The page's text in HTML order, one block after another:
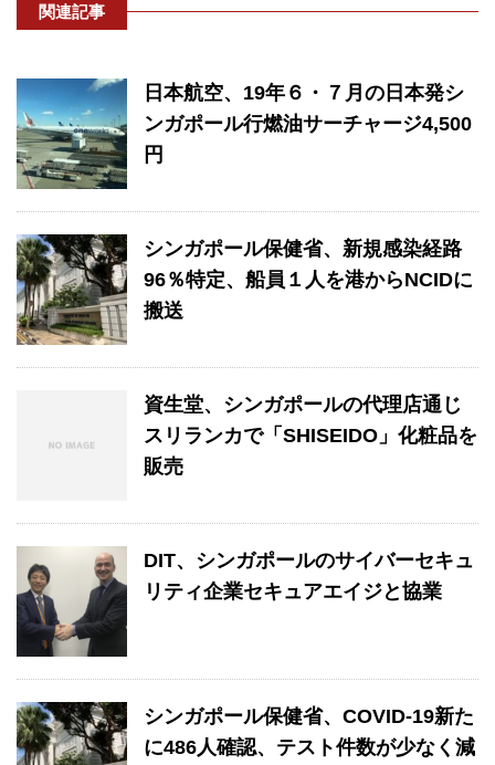
関連記事
日本航空、19年６・７月の日本発シ
ンガポール行燃油サーチャージ4,500
円
シンガポール保健省、新規感染経路
96％特定、船員１人を港からNCIDに
搬送
資生堂、シンガポールの代理店通じ
スリランカで「SHISEIDO」化粧品を
販売
DIT、シンガポールのサイバーセキュ
リティ企業セキュアエイジと協業
シンガポール保健省、COVID-19新た
に486人確認、テスト件数が少なく減